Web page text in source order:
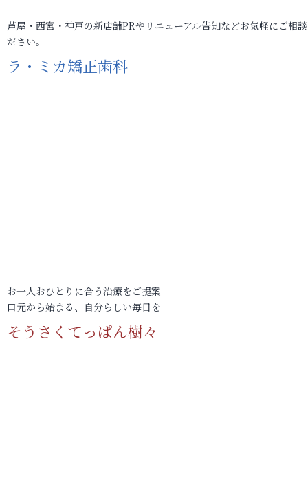
芦屋・西宮・神戸の新店舗PRやリニューアル告知などお気軽にご相
ださい。
ラ・ミカ矯正歯科
お一人おひとりに合う治療をご提案
口元から始まる、自分らしい毎日を
そうさくてっぱん樹々